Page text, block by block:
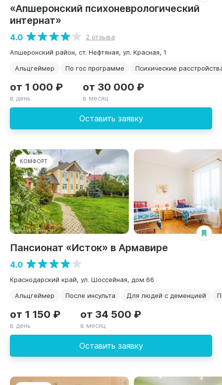
«Апшеронский психоневрологический
интернат»
4.0
2 отзыва
Апшеронский район, ст. Нефтяная, ул. Красная, 1
Альцгеймер
По гос программе Психические
Оставить заявку
от 1 000 ₽
в день
от 30 000 ₽
в месяц
КОМФОРТ
Пансионат «Исток» в Армавире
4.0
Краснодарский край, ул. Шоссейная, дом 66
Альцгеймер
После инсульта Для людей с деменцией
Оставить заявку
от 1 150 ₽
в день
от 34 500 ₽
в месяц